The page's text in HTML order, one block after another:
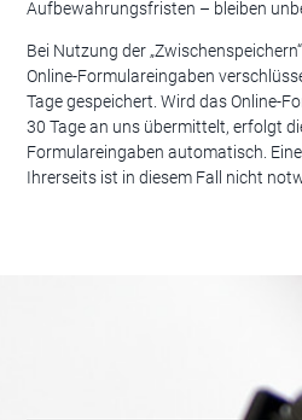
Aufbewahrungsfristen – bleiben
Bei Nutzung der
Online-Formulareingaben
Tage gespeichert. Wird das Online-
30 Tage an uns übermittelt, erfolgt
Formulareingaben automatisch.
Ihrerseits ist in diesem Fall nicht